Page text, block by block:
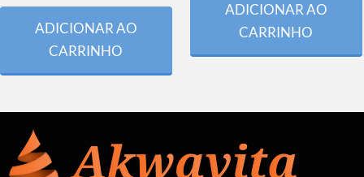
ADICIONAR AO
CARRINHO
ADICIONAR AO
CARRINHO